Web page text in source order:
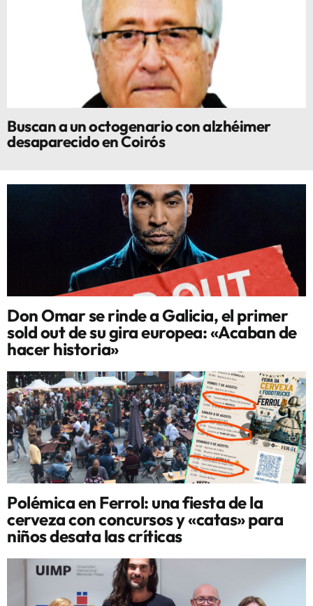
Buscan a un octogenario con alzhéimer
desaparecido en Coirós
Don Omar se rinde a Galicia, el primer
sold out de su gira europea: «Acaban de
hacer historia»
Polémica en Ferrol: una fiesta de la
cerveza con concursos y «catas» para
niños desata las críticas